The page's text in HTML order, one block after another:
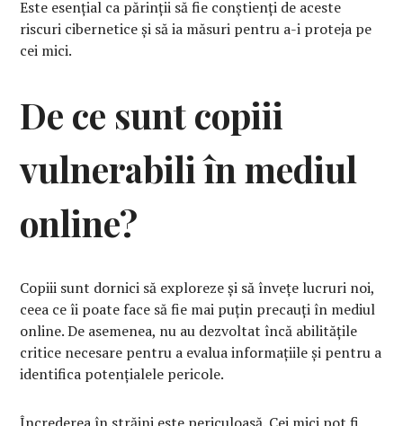
Este esențial ca părinții să fie conștienți de aceste
riscuri cibernetice și să ia măsuri pentru a-i proteja pe
cei mici.
De ce sunt copiii
vulnerabili în mediul
online?
Copiii sunt dornici să exploreze și să învețe lucruri noi,
ceea ce îi poate face să fie mai puțin precauți în mediul
online. De asemenea, nu au dezvoltat încă abilitățile
critice necesare pentru a evalua informațiile și pentru a
identifica potențialele pericole.